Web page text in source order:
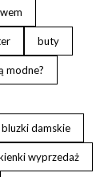
buty
modne?
damskie
wyprzedaż